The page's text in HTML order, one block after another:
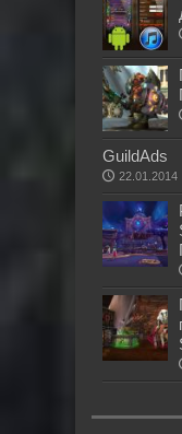
GuildAds
22.01.2014